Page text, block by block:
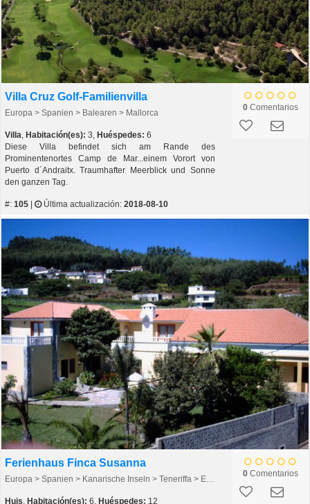
Villa Cruz Golf-Familienvilla
Europa > Spanien > Balearen > Mallorca
Villa, Habitación(es): 3, Huéspedes: 6
Diese Villa befindet sich am Rande des
Prominentenortes Camp de Mar...einem Vorort von
Puerto d´Andraitx. Traumhafter Meerblick und Sonne
den ganzen Tag.
#: 105 Última actualización: 2018-08-10
0 Comentarios
Ferienhaus Finca Susanna
Europa > Spanien > Kanarische Inseln > Teneriffa > El Rosario
Huis, Habitación(es): 6, Huéspedes: 12
0 Comentarios